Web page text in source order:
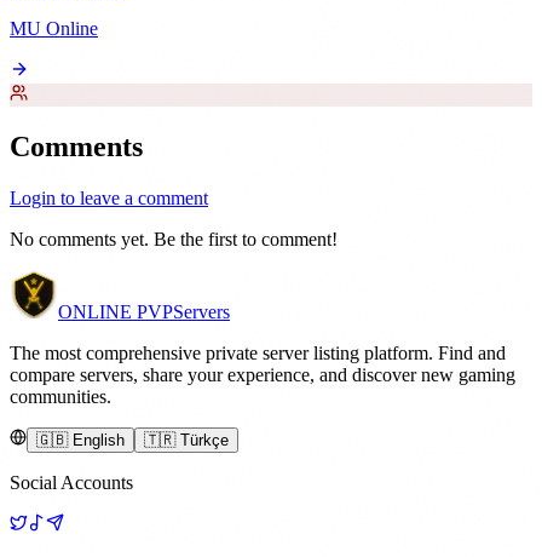
MU Online
Comments
Login to leave a comment
No comments yet. Be the first to comment!
ONLINE PVPServers
The most comprehensive private server listing platform. Find and
compare servers, share your experience, and discover new gaming
communities.
🇬🇧 English 🇹🇷 Türkçe
Social Accounts